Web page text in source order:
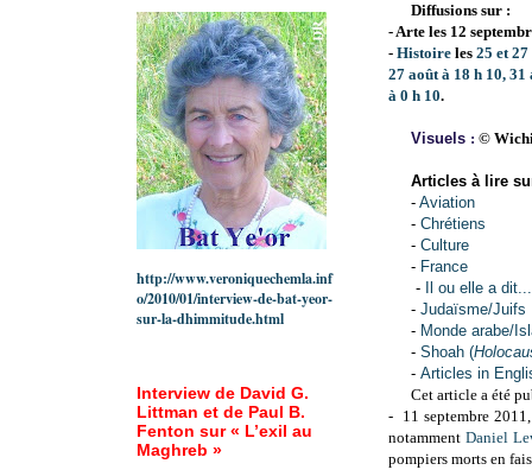
Diffusions sur :
- Arte les 12
- Histoire les 25 et
27 août à 18 h 10, 31
à 0 h 10.
Visuels : ©
Articles à lire
- Aviation
- Chrétiens
- Culture
- France
-
Il ou elle a dit...
- Judaïsme/Juifs
- Monde arabe/
- Shoah (
- Articles in
Cet article a été
- 11 septembre
notamment Daniel
pompiers morts en
http://www.veroniquechemla.inf
o/2010/01/interview-de-bat-yeor-
sur-la-dhimmitude.html
Interview de David G.
Littman et de Paul B.
Fenton sur « L’exil au
Maghreb »